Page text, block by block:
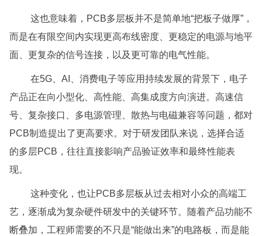
这也意味着，PCB多层板并不是简单地“把板子做厚”，
而是在有限空间内实现更高布线密度、更稳定的电源与地平
面、更复杂的信号连接，以及更可靠的电气性能。
在5G、AI、消费电子等应用持续发展的背景下，电子
产品正在向小型化、高性能、高集成度方向演进。高速信
号、复杂接口、多电源管理、散热与电磁兼容等问题，都对
PCB制造提出了更高要求。对于研发团队来说，选择合适
的多层PCB，往往直接影响产品验证效率和最终性能表
现。
这种变化，也让PCB多层板从过去相对小众的高端工
艺，逐渐成为复杂硬件研发中的关键环节。随着产品功能不
断叠加，工程师需要的不只是“能做出来”的电路板，而是能